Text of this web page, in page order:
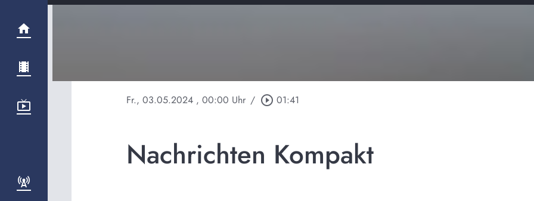
Fr., 03.05.2024 , 00:00 Uhr / play_circle_outline 01:41
Nachrichten Kompakt